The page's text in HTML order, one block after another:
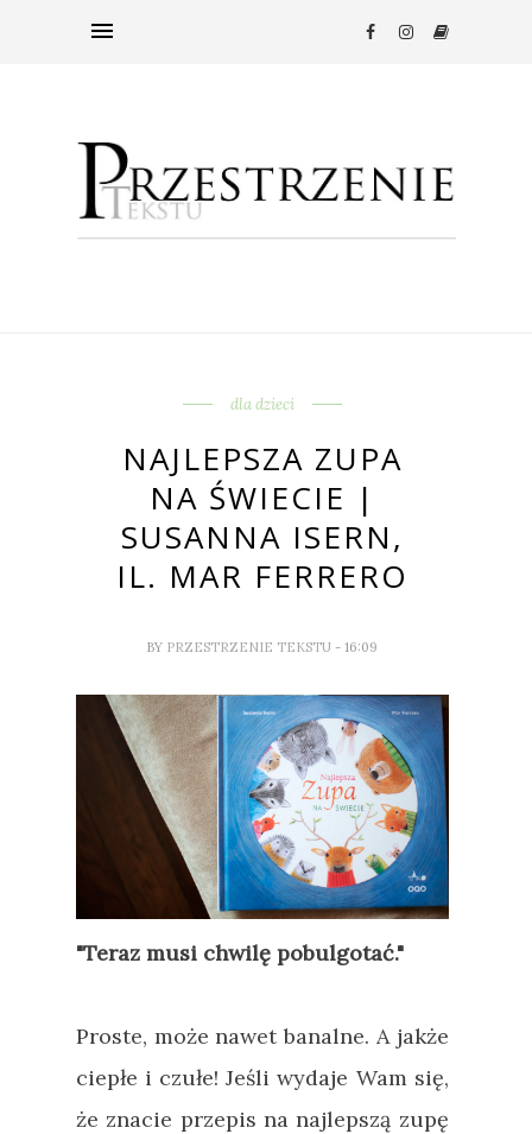
dla dzieci
NAJLEPSZA ZUPA
NA ŚWIECIE |
SUSANNA ISERN,
IL. MAR FERRERO
BY PRZESTRZENIE TEKSTU - 16:09
"Teraz musi chwilę pobulgotać."
Proste, może nawet banalne. A jakże
ciepłe i czułe! Jeśli wydaje Wam się,
że znacie przepis na najlepszą zupę